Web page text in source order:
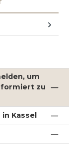
um
zu
Kassel